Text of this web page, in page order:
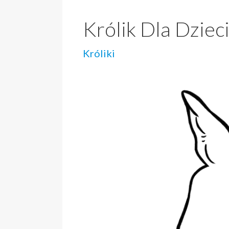
Królik Dla Dzieci
Króliki